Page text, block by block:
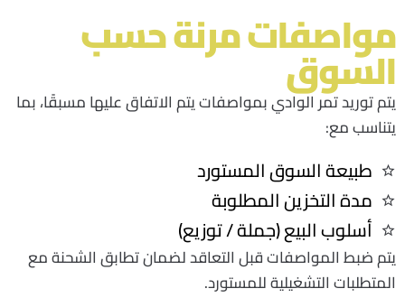
مواصفات مرنة حسب
السوق
يتم توريد تمر الوادي بمواصفات يتم الاتفاق عليها مسبقًا، بما
يتناسب مع:
طبيعة السوق المستورد
مدة التخزين المطلوبة
أسلوب البيع (جملة / توزيع)
يتم ضبط المواصفات قبل التعاقد لضمان تطابق الشحنة مع
المتطلبات التشغيلية للمستورد.